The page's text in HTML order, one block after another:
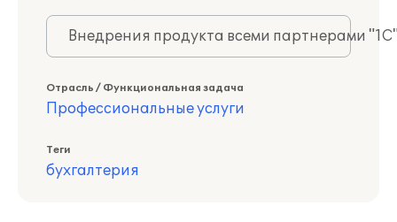
Внедрения продукта всеми партнерами
Отрасль / Функциональная задача
Профессиональные услуги
Теги
бухгалтерия